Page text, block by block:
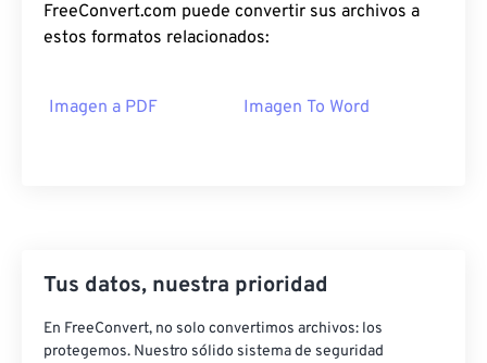
FreeConvert.com puede convertir sus archivos a
estos formatos relacionados:
Imagen a PDF Imagen To Word
Tus datos, nuestra prioridad
En FreeConvert, no solo convertimos archivos: los
protegemos. Nuestro sólido sistema de seguridad